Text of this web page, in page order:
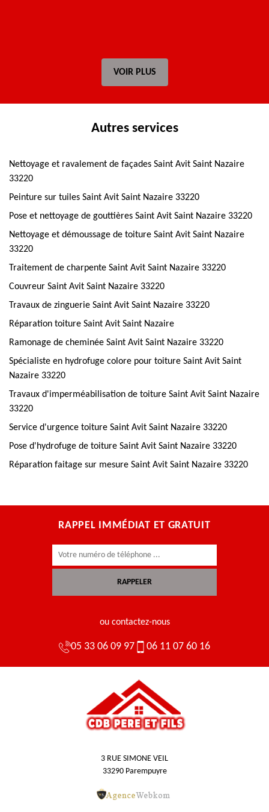
VOIR PLUS
Autres services
Nettoyage et ravalement de façades Saint Avit Saint Nazaire
33220
Peinture sur tuiles Saint Avit Saint Nazaire 33220
Pose et nettoyage de gouttières Saint Avit Saint Nazaire 33220
Nettoyage et démoussage de toiture Saint Avit Saint Nazaire
33220
Traitement de charpente Saint Avit Saint Nazaire 33220
Couvreur Saint Avit Saint Nazaire 33220
Travaux de zinguerie Saint Avit Saint Nazaire 33220
Réparation toiture Saint Avit Saint Nazaire
Ramonage de cheminée Saint Avit Saint Nazaire 33220
Spécialiste en hydrofuge colore pour toiture Saint Avit Saint
Nazaire 33220
Travaux d'imperméabilisation de toiture Saint Avit Saint Nazaire
33220
Service d'urgence toiture Saint Avit Saint Nazaire 33220
Pose d'hydrofuge de toiture Saint Avit Saint Nazaire 33220
Réparation faitage sur mesure Saint Avit Saint Nazaire 33220
RAPPEL IMMÉDIAT ET GRATUIT
ou contactez-nous
05 33 06 09 97 06 11 07 60 16
3 RUE SIMONE VEIL
33290 Parempuyre